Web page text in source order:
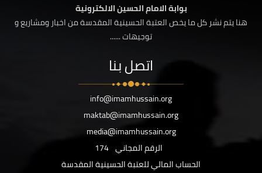
بوابة الامام الحسين الالكترونية
هنا يتم نشر كل ما يخص العتبة الحسينية المقدسة من اخبار ومشاريع و
توجيهات ......
اتصل بنا
info@imamhussain.org
maktab@imamhussain.org
media@imamhussain.org
الرقم المجاني 174
الحساب المالي للعتبة الحسينية المقدسة